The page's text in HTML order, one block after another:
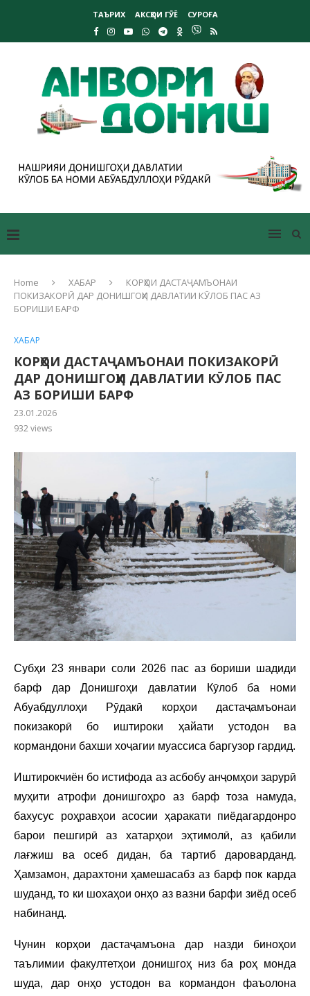
ТАЪРИХ АКСҲОИ ГӮЁ СУРОҒА
Home ХАБАР
КОРҲОИ ДАСТАҶАМЪОНАИ
ПОКИЗАКОРӢ ДАР ДОНИШГОҲИ ДАВЛАТИИ КӮЛОБ ПАС АЗ
БОРИШИ БАРФ
ХАБАР
КОРҲОИ ДАСТАҶАМЪОНАИ ПОКИЗАКОРӢ
ДАР ДОНИШГОҲИ ДАВЛАТИИ КӮЛОБ ПАС
АЗ БОРИШИ БАРФ
23.01.2026
932views
Субҳи 23 январи соли 2026 пас аз бориши шадиди
барф дар Донишгоҳи давлатии Кӯлоб ба номи
Абуабдуллоҳи Рӯдакӣ корҳои дастаҷамъонаи
покизакорӣ бо иштироки ҳайати устодон ва
кормандони бахши хоҷагии муассиса баргузор гардид.
Иштирокчиён бо истифода аз асбобу анҷомҳои зарурӣ
муҳити атрофи донишгоҳро аз барф тоза намуда,
бахусус роҳравҳои асосии ҳаракати пиёдагардонро
барои пешгирӣ аз хатарҳои эҳтимолӣ, аз қабили
лағжиш ва осеб дидан, ба тартиб дароварданд.
Ҳамзамон, дарахтони ҳамешасабз аз барф пок карда
шуданд, то ки шохаҳои онҳо аз вазни барфи зиёд осеб
набинанд.
Чунин корҳои дастаҷамъона дар назди биноҳои
таълимии факултетҳои донишгоҳ низ ба роҳ монда
шуда, дар онҳо устодон ва кормандон фаъолона